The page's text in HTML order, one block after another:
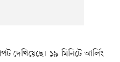
দেখিয়েছে। ১৯ মিনিটে আর্লিং